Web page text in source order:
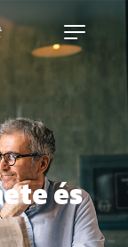
Navigáció
kinyitása
és